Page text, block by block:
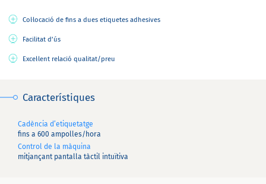
Col·locació de fins a dues etiquetes adhesives
Facilitat d’ús
Excel·lent relació qualitat/preu
Característiques
Cadència d’etiquetatge
fins a 600 ampolles/hora
Control de la màquina
mitjançant pantalla tàctil intuïtiva